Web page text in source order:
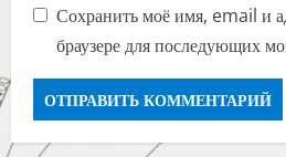
Сохранить моё имя, email и
браузере для последующих